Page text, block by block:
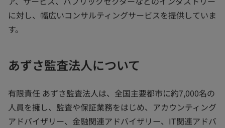
に対し、幅広いコンサルティングサービスを提供していま
す。
あずさ監査法人について
有限責任 あずさ監査法人は、全国主要都市に約7,000名の
人員を擁し、監査や保証業務をはじめ、アカウンティング
アドバイザリー、金融関連アドバイザリー、IT関連アドバ